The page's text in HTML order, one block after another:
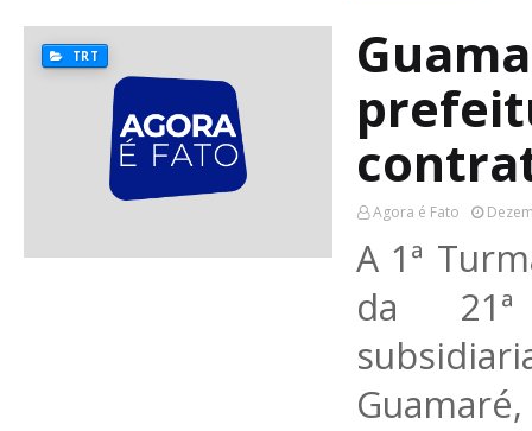
TRT
Agora é Fato
A 1ª
da 21ª